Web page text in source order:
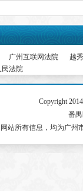
广州互联网法院
越
民法院
Copyright
番
站所有信息，均为广州